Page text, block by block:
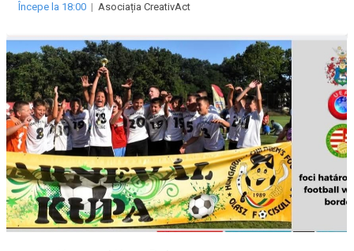
Începe la 18:00 | Asociația CreativAct